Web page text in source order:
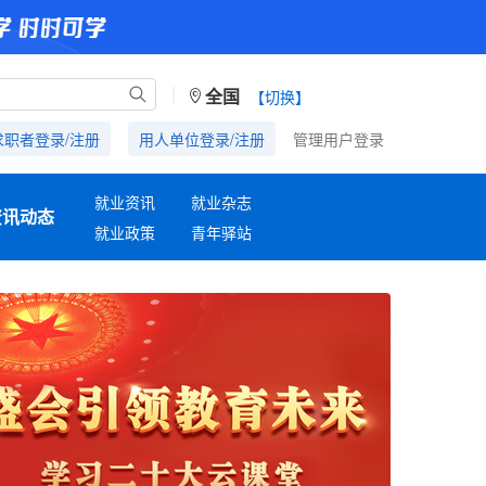
全国
【切换】
职者登录/注册
用人单位登录/注册 管理用户登录
动态
就业资讯
就业政策
就业杂志
青年驿站